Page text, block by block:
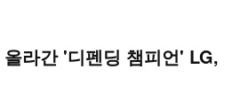
라간 '디펜딩 챔피언' LG,